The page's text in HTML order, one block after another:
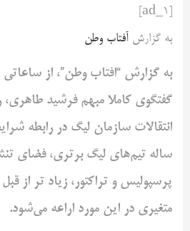
به گزارش آفتاب وطن
به گزارش “افتاب وطن”، از
گفتگوی کاملا مبهم فرشید طاهری،
ساله تیم‌های لیگ برتری، فضای
پرسپولیس و تراکتور، زیاد تر از
متغیری در این مورد اراعه می‌شود.